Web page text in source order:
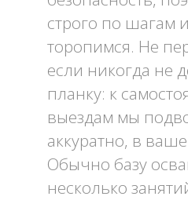
строго по шагам
торопимся. Не
если никогда не
планку: к
выездам мы
аккуратно, в
Обычно базу
несколько